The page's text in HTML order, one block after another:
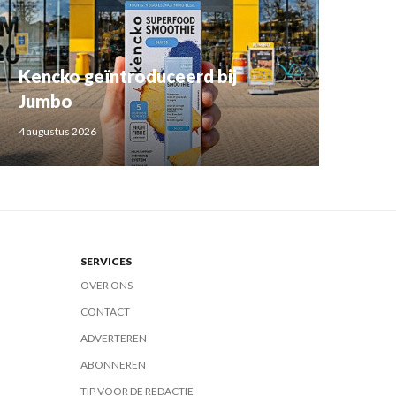
Kencko geïntroduceerd bij
Jumbo
4 augustus 2026
SERVICES
OVER ONS
CONTACT
ADVERTEREN
ABONNEREN
TIP VOOR DE REDACTIE